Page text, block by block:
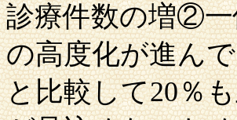
診療件数の増②
の高度化が進ん
と比較して20％